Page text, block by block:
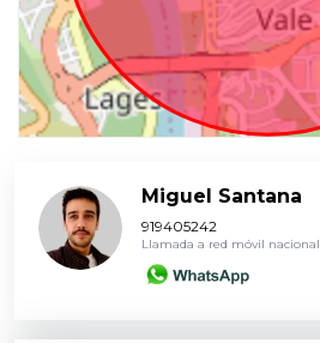
Miguel Santana
919405242
Llamada a red móvil nacional